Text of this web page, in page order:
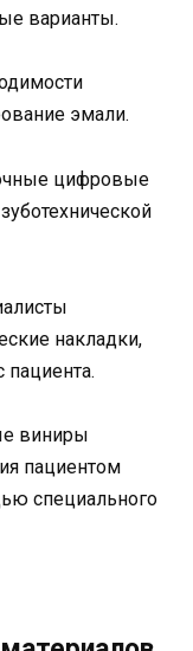
варианты.
эмали.
цифровые
накладки,
виниры
пациентом
специального